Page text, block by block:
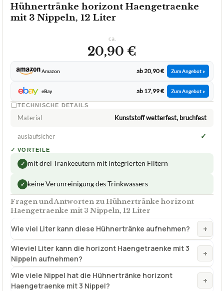
Hühnertränke horizont Haengetraenke
mit 3 Nippeln, 12 Liter
ca.
20,90 €
Amazon ab 20,90 € Zum Angebot »
eBay ab 17,99 € Zum Angebot »
TECHNISCHE DETAILS
Material Kunststoff wetterfest, bruchfest
auslaufsicher ✓
✓ VORTEILE
✓ mit drei Tränkeeutern mit integrierten Filtern
✓ keine Verunreinigung des Trinkwassers
Fragen und Antworten zu Hühnertränke horizont
Haengetraenke mit 3 Nippeln, 12 Liter
Wie viel Liter kann diese Hühnertränke aufnehmen? +
Wieviel Liter kann die horizont Haengetraenke mit 3
Nippeln aufnehmen?
+
Wie viele Nippel hat die Hühnertränke horizont
Haengetraenke mit 3 Nippel?
+